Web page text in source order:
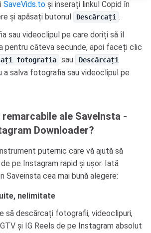
SaveVids.to și inserați linkul Copid în
și apăsați butonul
Descărcați .
sau videoclipul pe care doriți să îl
pentru câteva secunde, apoi faceți clic
fotografia sau
Descărcați
a salva fotografia sau videoclipul pe
ale SaveInsta -
Downloader?
puternic care vă ajută să
pe Instagram rapid și ușor. Iată
Saveinsta cea mai bună alegere:
nelimitate
să descărcați fotografii, videoclipuri,
și IG Reels de pe Instagram absolut